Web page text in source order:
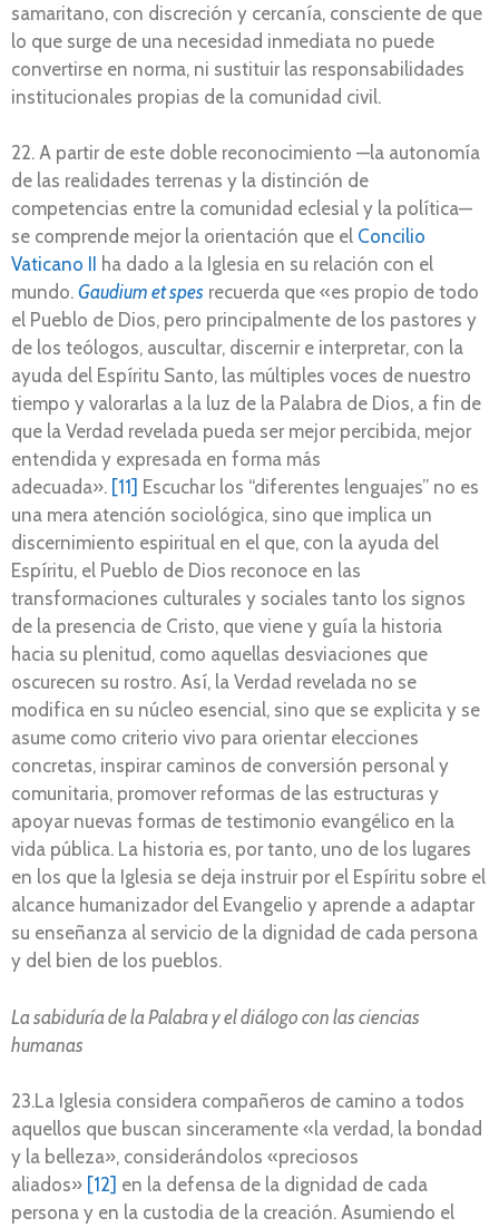
samaritano, con discreción y cercanía, consciente de que
lo que surge de una necesidad inmediata no puede
convertirse en norma, ni sustituir las responsabilidades
institucionales propias de la comunidad civil.
22. A partir de este doble reconocimiento —la autonomía
de las realidades terrenas y la distinción de
competencias entre la comunidad eclesial y la política—
se comprende mejor la orientación que el Concilio
Vaticano II
ha dado a la Iglesia en su relación con el
mundo. Gaudium et spes recuerda que «es propio de todo
el Pueblo de Dios, pero principalmente de los pastores y
de los teólogos, auscultar, discernir e interpretar, con la
ayuda del Espíritu Santo, las múltiples voces de nuestro
tiempo y valorarlas a la luz de la Palabra de Dios, a fin de
que la Verdad revelada pueda ser mejor percibida, mejor
entendida y expresada en forma más
adecuada». [11] Escuchar los “diferentes lenguajes” no es
una mera atención sociológica, sino que implica un
discernimiento espiritual en el que, con la ayuda del
Espíritu, el Pueblo de Dios reconoce en las
transformaciones culturales y sociales tanto los signos
de la presencia de Cristo, que viene y guía la historia
hacia su plenitud, como aquellas desviaciones que
oscurecen su rostro. Así, la Verdad revelada no se
modifica en su núcleo esencial, sino que se explicita y se
asume como criterio vivo para orientar elecciones
concretas, inspirar caminos de conversión personal y
comunitaria, promover reformas de las estructuras y
apoyar nuevas formas de testimonio evangélico en la
vida pública. La historia es, por tanto, uno de los lugares
en los que la Iglesia se deja instruir por el Espíritu sobre el
alcance humanizador del Evangelio y aprende a adaptar
su enseñanza al servicio de la dignidad de cada persona
y del bien de los pueblos.
La sabiduría de la Palabra y el diálogo con las ciencias
humanas
23.La Iglesia considera compañeros de camino a todos
aquellos que buscan sinceramente «la verdad, la bondad
y la belleza», considerándolos «preciosos
aliados» [12] en la defensa de la dignidad de cada
persona y en la custodia de la creación. Asumiendo el